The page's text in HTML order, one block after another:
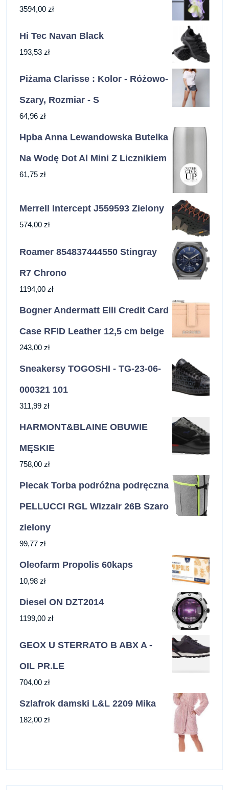
3594,00 zł
Hi Tec Navan Black
193,53 zł
Piżama Clarisse : Kolor - Różowo-
Szary, Rozmiar - S
64,96 zł
Hpba Anna Lewandowska Butelka
Na Wodę Dot Al Mini Z Licznikiem
61,75 zł
Merrell Intercept J559593 Zielony
574,00 zł
Roamer 854837444550 Stingray
R7 Chrono
1194,00 zł
Bogner Andermatt Elli Credit Card
Case RFID Leather 12,5 cm beige
243,00 zł
Sneakersy TOGOSHI - TG-23-06-
000321 101
311,99 zł
HARMONT&BLAINE OBUWIE
MĘSKIE
758,00 zł
Plecak Torba podróżna podręczna
PELLUCCI RGL Wizzair 26B Szaro
zielony
99,77 zł
Oleofarm Propolis 60kaps
10,98 zł
Diesel ON DZT2014
1199,00 zł
GEOX U STERRATO B ABX A -
OIL PR.LE
704,00 zł
Szlafrok damski L&L 2209 Mika
182,00 zł